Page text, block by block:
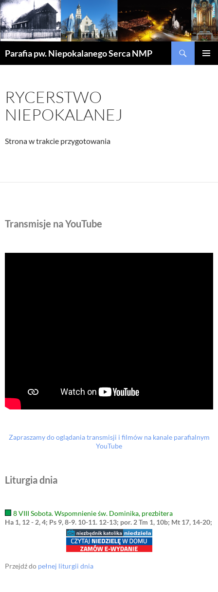
Parafia pw. Niepokalanego Serca NMP
RYCERSTWO
NIEPOKALANEJ
Strona w trakcie przygotowania
Transmisje na YouTube
Zapraszamy do oglądania transmisji i filmów na kanale parafialnym
YouTube
Liturgia dnia
8 VIII Sobota. Wspomnienie św. Dominika, prezbitera
Ha 1, 12 - 2, 4; Ps 9, 8-9. 10-11. 12-13; por. 2 Tm 1, 10b; Mt 17, 14-20;
Przejdź do pełnej liturgii dnia